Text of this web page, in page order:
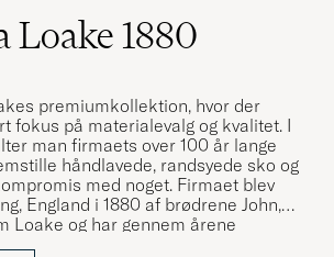
Loake 1880
premiumkollektion, hvor der
fokus på materialevalg og kvalitet. I
man firmaets over 100 år lange
håndlavede, randsyede sko og
med noget. Firmaet blev
England i 1880 af brødrene John,
Loake og har gennem årene
50 millioner par randsyede sko.